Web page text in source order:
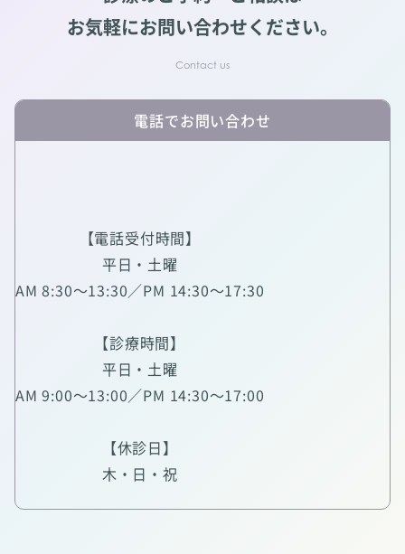
お気軽にお問い合わせください。
電話でお問い合わせ
【電話受付時間】
平日・土曜
AM 8:30～13:30／PM 14:30～17:30
【診療時間】
平日・土曜
AM 9:00～13:00／PM 14:30～17:00
【休診日】
木・日・祝